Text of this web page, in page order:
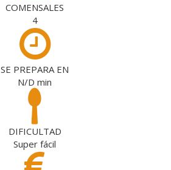
COMENSALES
4
SE PREPARA EN
N/D min
DIFICULTAD
Super fácil